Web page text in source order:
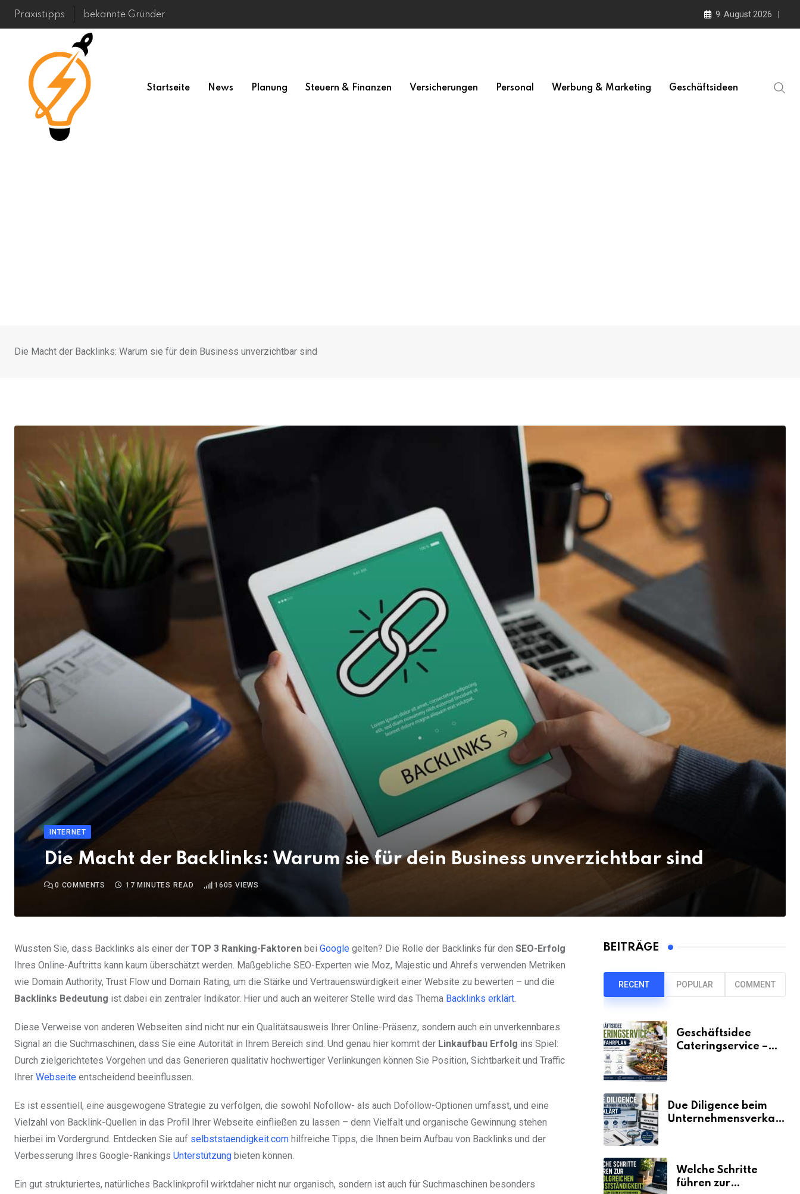
Skip
Praxistipps bekannte Gründer 9. August 2026
Startseite News Planung Steuern & Finanzen Versicherungen Personal Werbung & Marketing Geschäftsideen
Die Macht der Backlinks: Warum sie für dein Business unverzichtbar sind
INTERNET
Die Macht der Backlinks: Warum sie für dein Business unverzichtbar sind
0 COMMENTS 17 MINUTES READ 1605 VIEWS
Wussten Sie, dass Backlinks als einer der TOP 3 Ranking-Faktoren bei Google gelten? Die Rolle der Backlinks für den SEO-Erfolg
Ihres Online-Auftritts kann kaum überschätzt werden. Maßgebliche SEO-Experten wie Moz, Majestic und Ahrefs verwenden Metriken
wie Domain Authority, Trust Flow und Domain Rating, um die Stärke und Vertrauenswürdigkeit einer Website zu bewerten – und die
Backlinks Bedeutung ist dabei ein zentraler Indikator. Hier und auch an weiterer Stelle wird das Thema Backlinks erklärt
Diese Verweise von anderen Webseiten sind nicht nur ein Qualitätsausweis Ihrer Online-Präsenz, sondern auch ein unverkennbares
Signal an die Suchmaschinen, dass Sie eine Autorität in Ihrem Bereich sind. Und genau hier kommt der Linkaufbau Erfolg ins Spiel:
Durch zielgerichtetes Vorgehen und das Generieren qualitativ hochwertiger Verlinkungen können Sie Position, Sichtbarkeit und Traffic
Ihrer Webseite entscheidend beeinflussen.
Es ist essentiell, eine ausgewogene Strategie zu verfolgen, die sowohl Nofollow- als auch Dofollow-Optionen umfasst, und eine
Vielzahl von Backlink-Quellen in das Profil Ihrer Webseite einfließen zu lassen – denn Vielfalt und organische Gewinnung stehen
hierbei im Vordergrund. Entdecken Sie auf selbststaendigkeit.com hilfreiche Tipps, die Ihnen beim Aufbau von Backlinks und der
Verbesserung Ihres Google-Rankings Unterstützung bieten können.
Ein gut strukturiertes, natürliches Backlinkprofil wirktdaher nicht nur organisch, sondern ist auch für Suchmaschinen besonders
BEITRÄGE
RECENT POPULAR COMMENT
Geschäftsidee
Cateringservice –
Due Diligence beim
Unternehmensverkauf
Welche Schritte
führen zur